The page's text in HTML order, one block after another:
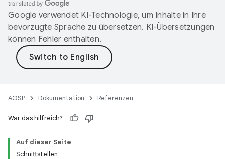
Google verwendet KI-Technologie, um Inhalte in Ihre
bevorzugte Sprache zu übersetzen. KI-Übersetzungen
können Fehler enthalten.
AOSP Dokumentation Referenzen
War das hilfreich?
Auf dieser Seite
Schnittstellen